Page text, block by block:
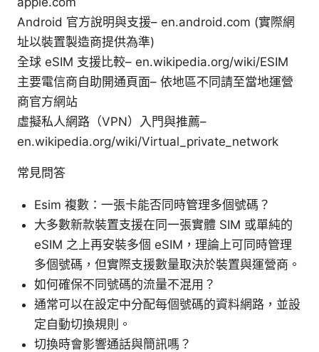
Android 官方說明與支援– en.android.com (實際網
址以裝置製造商提供為準)
全球 eSIM 支援比較– en.wikipedia.org/wiki/ESIM
主要電信商自助開通頁面– 依地區不同請至當地運營
商官方網站
虛擬私人網路（VPN）入門與推薦–
en.wikipedia.org/wiki/Virtual_private_network
常見問答
Esim 複數：一張卡能否同時管理多個號碼？
大多數新款裝置支援在同一張實體 SIM 或單純的
eSIM 之上再安裝多個 eSIM，理論上可同時管理
多個號碼，但實際支援數量取決於裝置與運營商。
如何確保不同號碼的流量不混用？
通常可以在設定中分配每個號碼的資料網路，並設
定自動切換規則。
切換時會影響通話與簡訊嗎？